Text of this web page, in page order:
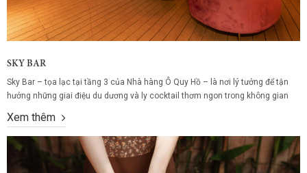
SKY BAR
Sky Bar – tọa lạc tại tầng 3 của Nhà hàng Ô Quy Hồ – là nơi lý tưởng để tận
hưởng những giai điệu du dương và ly cocktail thơm ngon trong không gian
thăng hoa giữa mây...
Xem thêm